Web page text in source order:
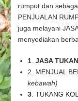
rumput dan
PENJUALAN
juga melayani
menyediakan
1 .JASA
2. MENJUAL
kebawah)
3 . TUKANG